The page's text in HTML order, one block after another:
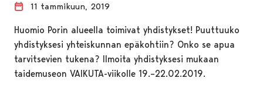
11 tammikuun, 2019
Huomio Porin alueella toimivat yhdistykset! Puuttuuko
yhdistyksesi yhteiskunnan epäkohtiin? Onko se apua
tarvitsevien tukena? Ilmoita yhdistyksesi mukaan
taidemuseon VAIKUTA-viikolle 19.–22.02.2019.